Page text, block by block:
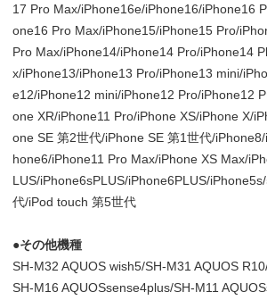
17 Pro Max/iPhone16e/iPhone16/iPhone16
one16 Pro Max/iPhone15/iPhone15 Pro/
Pro Max/iPhone14/iPhone14 Pro/iPhone14
x/iPhone13/iPhone13 Pro/iPhone13 mini/
e12/iPhone12 mini/iPhone12 Pro/iPhone12
one XR/iPhone11 Pro/iPhone XS/iPhone X/
one SE 第2世代/iPhone SE 第1世代/
hone6/iPhone11 Pro Max/iPhone XS Max/
LUS/iPhone6sPLUS/iPhone6PLUS/
代/iPod touch 第5世代
●その他機種
SH-M32 AQUOS wish5/SH-M31 AQUOS
SH-M16 AQUOSsense4plus/SH-M11